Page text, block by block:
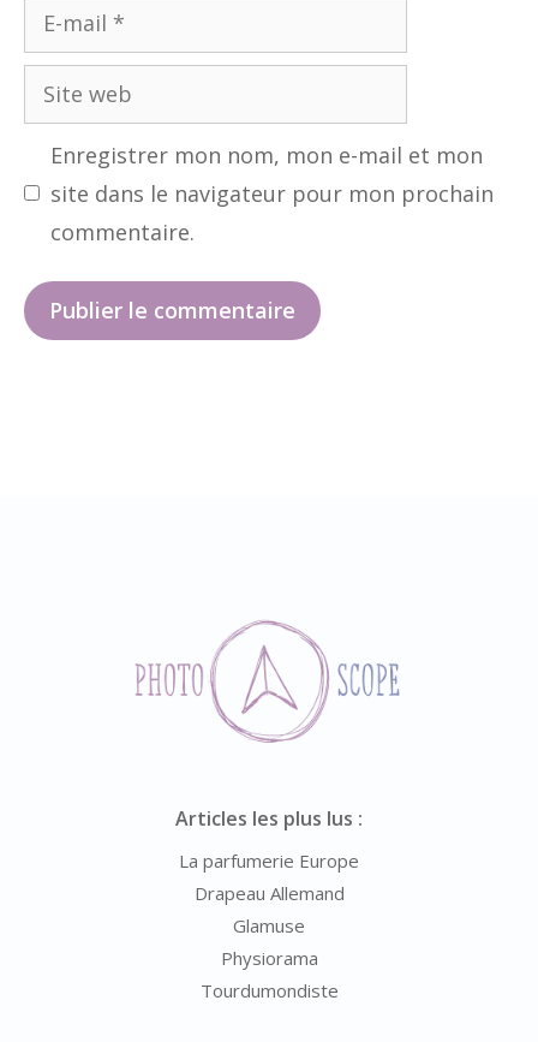
mail
Site
web
Enregistrer mon nom, mon e-mail et mon
site dans le navigateur pour mon prochain
commentaire.
Articles les plus lus :
La parfumerie Europe
Drapeau Allemand
Glamuse
Physiorama
Tourdumondiste